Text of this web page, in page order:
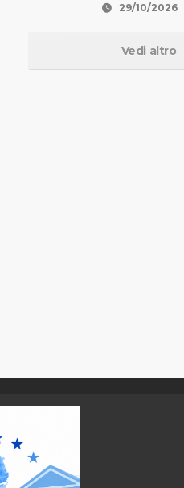
29/10/2026
Vedi altro